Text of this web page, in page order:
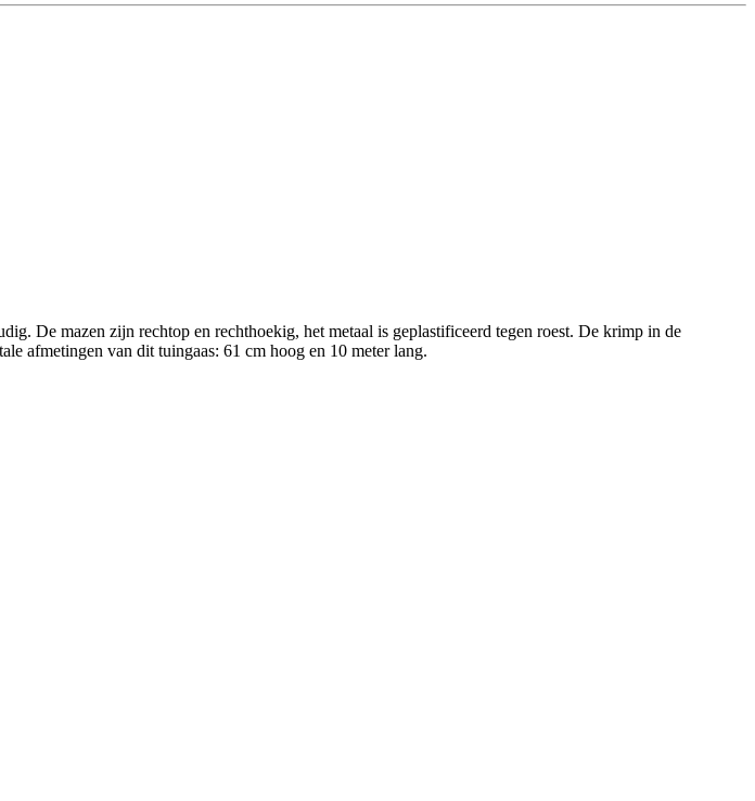
De mazen zijn rechtop en rechthoekig, het metaal is geplastificeerd tegen roest. De krimp in de
afmetingen van dit tuingaas: 61 cm hoog en 10 meter lang.